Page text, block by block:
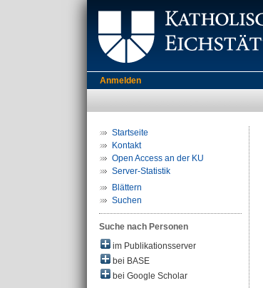
Anmelden
Startseite
Kontakt
Open Access an der KU
Server-Statistik
Blättern
Suchen
Suche nach Personen
im Publikationsserver
bei BASE
bei Google Scholar